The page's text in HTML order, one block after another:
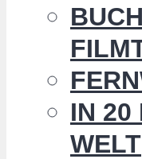
IN 20
WELT